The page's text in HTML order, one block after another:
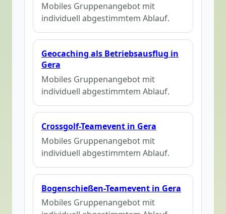
Mobiles Gruppenangebot mit
individuell abgestimmtem Ablauf.
Geocaching als Betriebsausflug in
Gera
Mobiles Gruppenangebot mit
individuell abgestimmtem Ablauf.
Crossgolf-Teamevent in Gera
Mobiles Gruppenangebot mit
individuell abgestimmtem Ablauf.
Bogenschießen-Teamevent in Gera
Mobiles Gruppenangebot mit